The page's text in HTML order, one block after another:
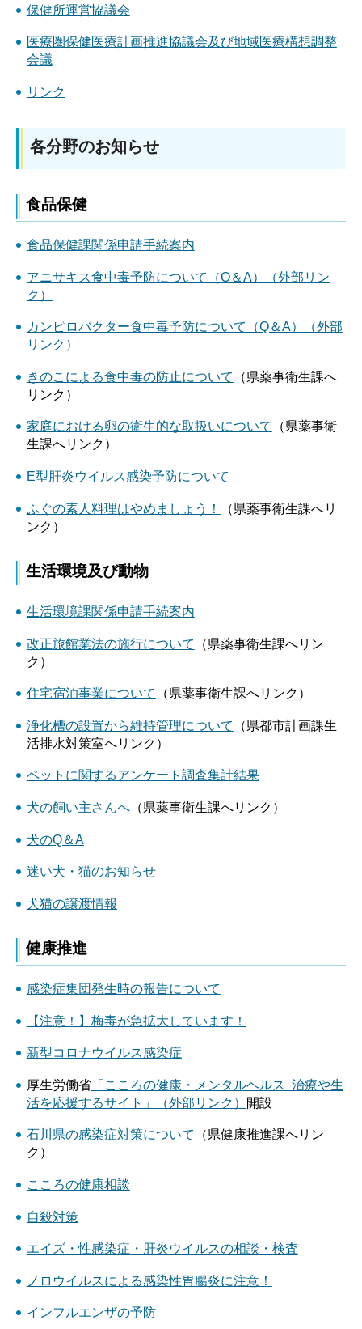
保健所運営協議会
医療圏保健医療計画推進協議会及び地域医療構想調整
会議
リンク
各分野のお知らせ
食品保健
食品保健課関係申請手続案内
アニサキス食中毒予防について（O＆A）（外部リン
ク）
カンピロバクター食中毒予防について（Q＆A）（外部
リンク）
きのこによる食中毒の防止について
（県薬事衛生課へ
リンク）
家庭における卵の衛生的な取扱いについて
（県薬事衛
生課へリンク）
E型肝炎ウイルス感染予防について
ふぐの素人料理はやめましょう！
（県薬事衛生課へリ
ンク）
生活環境及び動物
生活環境課関係申請手続案内
改正旅館業法の施行について
（県薬事衛生課へリン
ク）
住宅宿泊事業について （県薬事衛生課へリンク）
浄化槽の設置から維持管理について
（県都市計画課生
活排水対策室へリンク）
ペットに関するアンケート調査集計結果
犬の飼い主さんへ（県薬事衛生課へリンク）
犬のQ＆A
迷い犬・猫のお知らせ
犬猫の譲渡情報
健康推進
感染症集団発生時の報告について
【注意！】梅毒が急拡大しています！
新型コロナウイルス感染症
厚生労働省「こころの健康・メンタルヘルス 治療や生
活を応援するサイト」（外部リンク）
開設
石川県の感染症対策について
（県健康推進課へリン
ク）
こころの健康相談
自殺対策
エイズ・性感染症・肝炎ウイルスの相談・検査
ノロウイルスによる感染性胃腸炎に注意！
インフルエンザの予防